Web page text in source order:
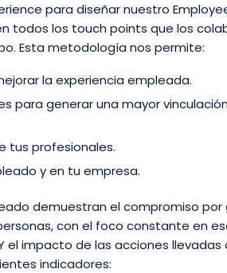
para diseñar nuestro
todos los touch points que los
Esta metodología nos permite:
la experiencia empleada.
para generar una mayor
tus profesionales.
y en tu empresa.
demuestran el compromiso por
con el foco constante en
el impacto de las acciones llevadas
indicadores: